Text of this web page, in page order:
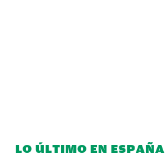
LO ÚLTIMO EN ESPAÑA